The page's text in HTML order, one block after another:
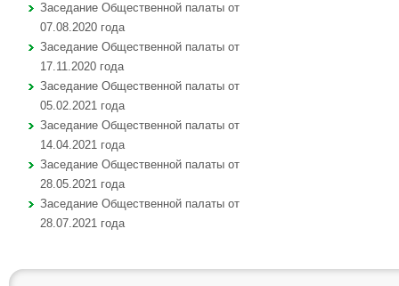
Заседание Общественной палаты от
07.08.2020 года
Заседание Общественной палаты от
17.11.2020 года
Заседание Общественной палаты от
05.02.2021 года
Заседание Общественной палаты от
14.04.2021 года
Заседание Общественной палаты от
28.05.2021 года
Заседание Общественной палаты от
28.07.2021 года